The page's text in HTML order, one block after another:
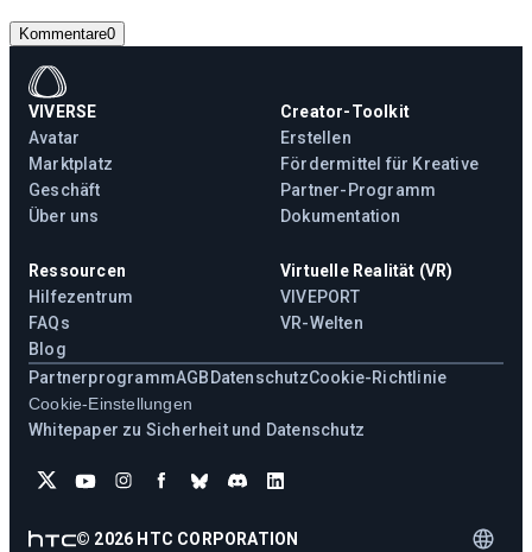
Kommentare0
VIVERSE
Avatar
Marktplatz
Geschäft
Über uns
Creator-Toolkit
Erstellen
Fördermittel für Kreative
Partner-Programm
Dokumentation
Ressourcen
Hilfezentrum
FAQs
Blog
Virtuelle Realität (VR)
VIVEPORT
VR-Welten
PartnerprogrammAGBDatenschutzCookie-Richtlinie
Cookie-Einstellungen
Whitepaper zu Sicherheit und Datenschutz
© 2026 HTC CORPORATION